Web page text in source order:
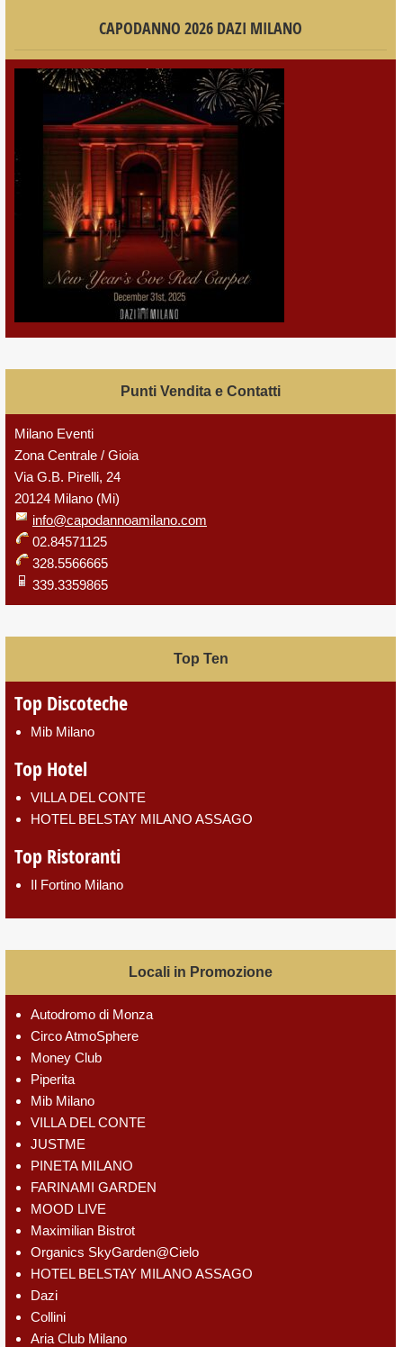
CAPODANNO 2026 DAZI MILANO
Punti Vendita e Contatti
Milano Eventi
Zona Centrale / Gioia
Via G.B. Pirelli, 24
20124 Milano (Mi)
info@capodannoamilano.com
02.84571125
328.5566665
339.3359865
Top Ten
Top Discoteche
Mib Milano
Top Hotel
VILLA DEL CONTE
HOTEL BELSTAY MILANO ASSAGO
Top Ristoranti
Il Fortino Milano
Locali in Promozione
Autodromo di Monza
Circo AtmoSphere
Money Club
Piperita
Mib Milano
VILLA DEL CONTE
JUSTME
PINETA MILANO
FARINAMI GARDEN
MOOD LIVE
Maximilian Bistrot
Organics SkyGarden@Cielo
HOTEL BELSTAY MILANO ASSAGO
Dazi
Collini
Aria Club Milano